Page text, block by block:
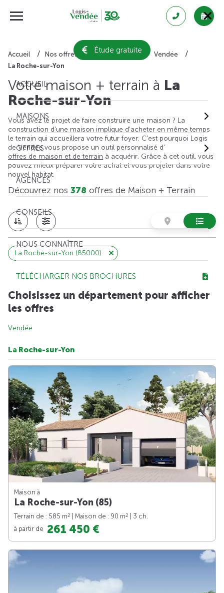
Étude gratuite
ACCUEIL
MAISONS
OFFRES
AGENCES
CONSEILS
NOUS CONNAÎTRE
TÉLÉCHARGER NOS BROCHURES
Accueil Nos offres de maison + terrain
Vendée
La Roche-sur-Yon
Votre maison + terrain à La
Roche-sur-Yon
Vous avez le projet de faire construire une maison ? La
construction d'une maison implique d'acheter en même temps
le terrain qui accueillera votre futur foyer. C'est pourquoi Logis
de Vendée vous propose un outil personnalisé d'
offres de maison et de terrain à acquérir. Grâce à cet outil, vous
pouvez mieux préparer votre achat et vous projeter dans votre
nouvel habitat.
Découvrez nos 378 offres de Maison + Terrain
La Roche-sur-Yon (85000)
Choisissez un département pour afficher
les offres
Vendée
La Roche-sur-Yon
Maison à
La Roche-sur-Yon (85)
Terrain de : 585 m2 | Maison de : 90 m2
| 3 ch.
à partir de 261 450 €